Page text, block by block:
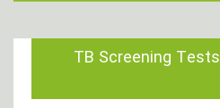
هدف از انجام آزمایش TB Screening Tests